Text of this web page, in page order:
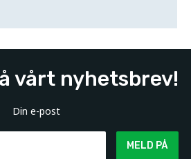
vårt nyhetsbrev!
Din e-post
MELD PÅ